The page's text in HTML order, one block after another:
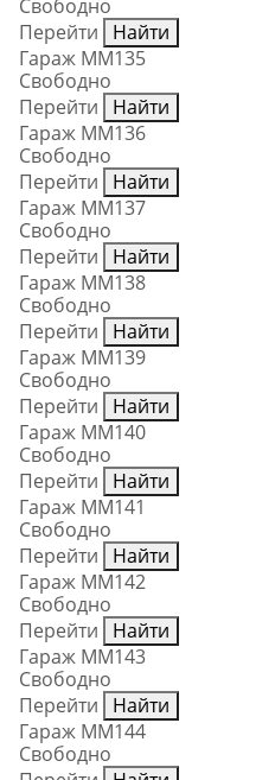
Свободно
Перейти
Найти
Гараж ММ135
Свободно
Перейти
Найти
Гараж ММ136
Свободно
Перейти
Найти
Гараж ММ137
Свободно
Перейти
Найти
Гараж ММ138
Свободно
Перейти
Найти
Гараж ММ139
Свободно
Перейти
Найти
Гараж ММ140
Свободно
Перейти
Найти
Гараж ММ141
Свободно
Перейти
Найти
Гараж ММ142
Свободно
Перейти
Найти
Гараж ММ143
Свободно
Перейти
Найти
Гараж ММ144
Свободно